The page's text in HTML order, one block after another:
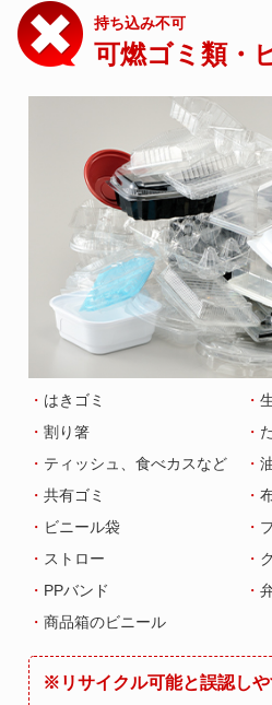
持ち込み不可
可燃ゴミ類・
はきゴミ
割り箸
ティッシュ、食べカスなど
共有ゴミ
ビニール袋
ストロー
PPバンド
商品箱のビニール
※リサイクル可能と誤認し